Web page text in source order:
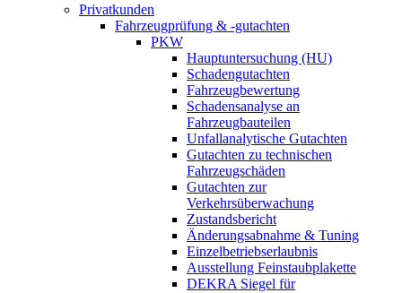
Privatkunden
Fahrzeugprüfung & -gutachten
PKW
Hauptuntersuchung (HU)
Schadengutachten
Fahrzeugbewertung
Schadensanalyse an
Fahrzeugbauteilen
Unfallanalytische Gutachten
Gutachten zu technischen
Fahrzeugschäden
Gutachten zur
Verkehrsüberwachung
Zustandsbericht
Änderungsabnahme & Tuning
Einzelbetriebserlaubnis
Ausstellung Feinstaubplakette
DEKRA Siegel für